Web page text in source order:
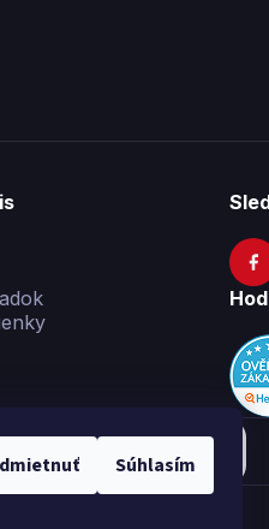
Súhlasím
cookies